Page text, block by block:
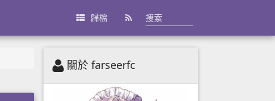
歸檔
關於 farseerfc